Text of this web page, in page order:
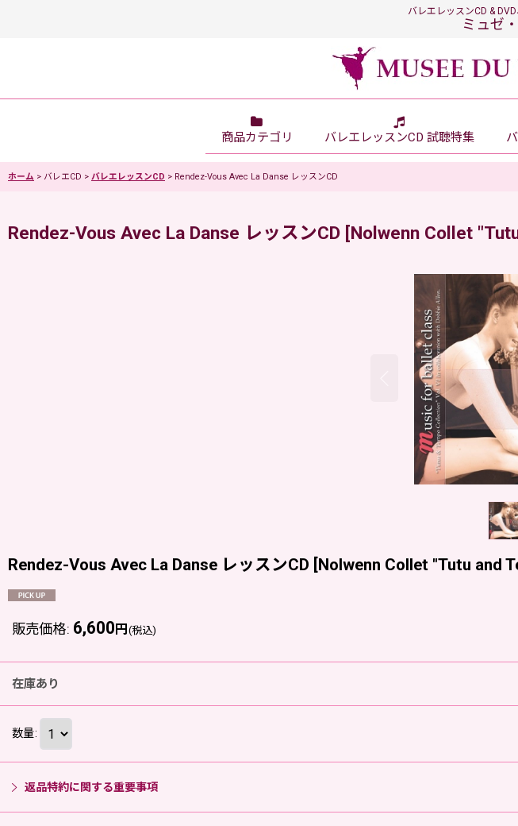
バレエレッスンCD &
ミュゼ
商品カテゴリ バレエレッスンCD 試聴特集
ホーム > バレエCD > バレエレッスンCD > Rendez-Vous Avec La Danse レッスンCD
Rendez-Vous Avec La Danse レッスンCD [Nolwenn Collet
Rendez-Vous Avec La Danse レッスンCD [Nolwenn Collet "Tutu and
販売価格: 6,600 円 (税込)
在庫あり
数量:
返品特約に関する重要事項